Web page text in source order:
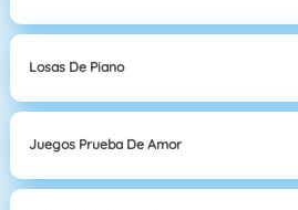
Losas De Piano
Juegos Prueba De Amor